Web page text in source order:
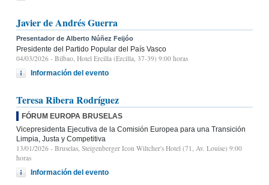
Javier de Andrés Guerra
Presentador de Alberto Núñez Feijóo
Presidente del Partido Popular del País Vasco
04/03/2026 - Bilbao, Hotel Ercilla (Ercilla, 37-39) 9:00 horas
Información del evento
Teresa Ribera Rodríguez
FÓRUM EUROPA BRUSELAS
Vicepresidenta Ejecutiva de la Comisión Europea para una Transición
Limpia, Justa y Competitiva
13/01/2026 - Bruselas, Steigenberger Icon Wiltcher's Hotel (71, Av. Louise) 9:00
horas
Información del evento